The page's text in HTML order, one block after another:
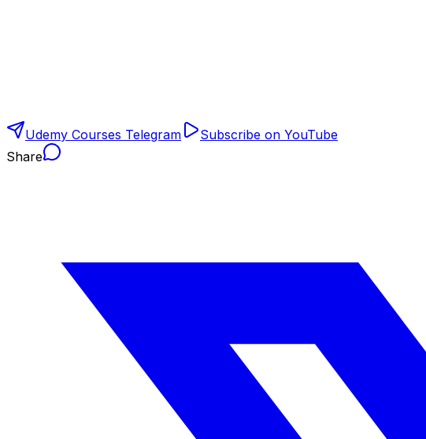
Udemy Courses Telegram
Subscribe on YouTube
Share